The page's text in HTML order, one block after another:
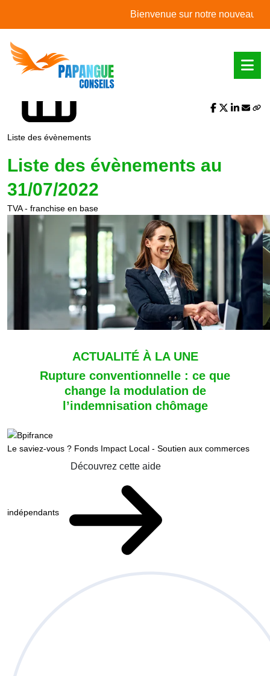
Bienvenue sur notre nouveau site
L'actualité du mois
Liste des évènements
Liste des évènements au
31/07/2022
TVA - franchise en base
ACTUALITÉ À LA UNE
Rupture conventionnelle : ce que
change la modulation de
l’indemnisation chômage
Le saviez-vous ? Fonds Impact Local - Soutien aux commerces
indépendants
Découvrez cette aide